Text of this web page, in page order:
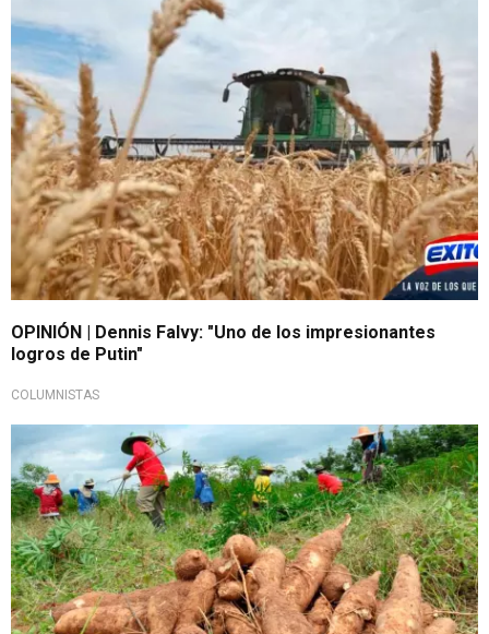
OPINIÓN | Dennis Falvy: "Uno de los impresionantes
logros de Putin"
COLUMNISTAS